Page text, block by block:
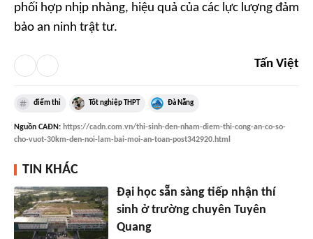
phối hợp nhịp nhàng, hiệu quả của các lực lượng đảm
bảo an ninh trật tư.
Tấn Việt
điểm thi Tốt nghiệp THPT Đà Nẵng
Nguồn CAĐN: https://cadn.com.vn/thi-sinh-den-nham-diem-thi-cong-an-co-so-
cho-vuot-30km-den-noi-lam-bai-moi-an-toan-post342920.html
TIN KHÁC
Đại học sẵn sàng tiếp nhận thí
sinh ở trường chuyên Tuyên
Quang